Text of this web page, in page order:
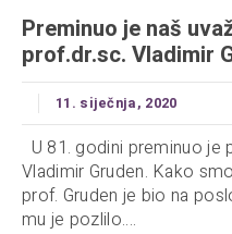
Preminuo je naš
prof.dr.sc. Vladimir
11. siječnja, 2020
U 81. godini preminuo je
Vladimir Gruden. Kako
prof. Gruden je bio na
mu je pozlilo....